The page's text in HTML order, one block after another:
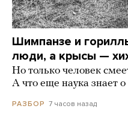
Шимпанзе и
люди, а крысы —
Но только человек
А что еще наука знает о
РАЗБОР 7 часов назад